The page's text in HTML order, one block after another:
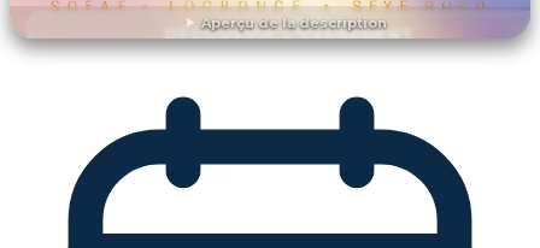
Aperçu de la description
DÉCOUVRIR L'ÉVÉNEMENT